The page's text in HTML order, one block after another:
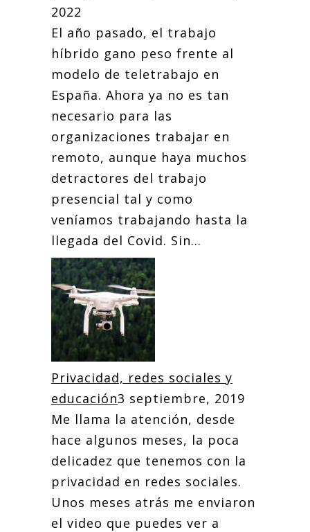
2022
El año pasado, el trabajo
híbrido gano peso frente al
modelo de teletrabajo en
España. Ahora ya no es tan
necesario para las
organizaciones trabajar en
remoto, aunque haya muchos
detractores del trabajo
presencial tal y como
veníamos trabajando hasta la
llegada del Covid. Sin...
Privacidad, redes sociales y
educación3 septiembre, 2019
Me llama la atención, desde
hace algunos meses, la poca
delicadez que tenemos con la
privacidad en redes sociales.
Unos meses atrás me enviaron
el video que puedes ver a